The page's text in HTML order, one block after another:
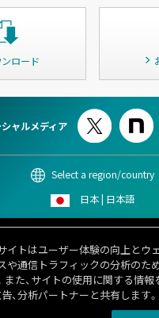
ロード
ャルメディア
Select a region/country
日本 | 日本語
リティポリシー
カスタマーハラス
サイトマップ
お問い合わ
イトはユーザー体験の向上とウ
や通信トラフィックの分析のた
また、サイトの使用に関する情
、分析パートナーと共有します。